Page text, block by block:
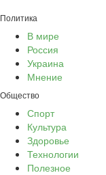
Политика
В мире
Россия
Украина
Мнение
Общество
Спорт
Культура
Здоровье
Технологии
Полезное